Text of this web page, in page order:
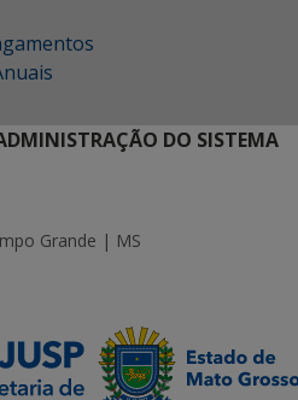
DO SISTEMA
Grande | MS